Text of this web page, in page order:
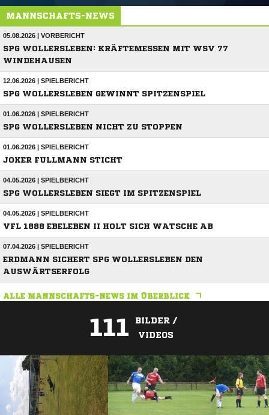
MANNSCHAFTS-NEWS
05.08.2026 | VORBERICHT
SPG WOLLERSLEBEN: KRÄFTEMESSEN MIT WSV 77
WINDEHAUSEN
12.06.2026 | SPIELBERICHT
SPG WOLLERSLEBEN GEWINNT SPITZENSPIEL
01.06.2026 | SPIELBERICHT
SPG WOLLERSLEBEN NICHT ZU STOPPEN
01.06.2026 | SPIELBERICHT
JOKER FULLMANN STICHT
04.05.2026 | SPIELBERICHT
SPG WOLLERSLEBEN SIEGT IM SPITZENSPIEL
04.05.2026 | SPIELBERICHT
VFL 1888 EBELEBEN II HOLT SICH WATSCHE AB
07.04.2026 | SPIELBERICHT
ERDMANN SICHERT SPG WOLLERSLEBEN DEN
AUSWÄRTSERFOLG
ALLE MANNSCHAFTS-NEWS IM ÜBERBLICK
111
BILDER /
VIDEOS